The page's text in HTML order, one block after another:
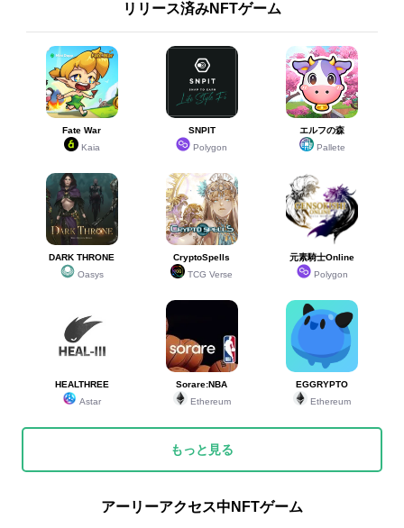
リリース済みNFTゲーム
Fate War
Kaia
SNPIT
Polygon
エルフの森
Pallete
DARK THRONE
Oasys
CryptoSpells
TCG Verse
元素騎士Online
Polygon
HEALTHREE
Astar
Sorare:NBA
Ethereum
EGGRYPTO
Ethereum
もっと見る
アーリーアクセス中NFTゲーム